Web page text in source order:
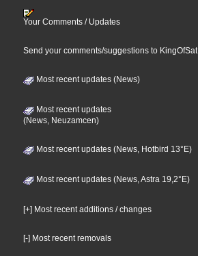
Your Comments / Updates
Send your comments/suggestions to KingOfSat
Most recent updates (News)
Most recent updates
(News, Neuzamcen)
Most recent updates (News, Hotbird 13°E)
Most recent updates (News, Astra 19,2°E)
[+] Most recent additions / changes
[-] Most recent removals